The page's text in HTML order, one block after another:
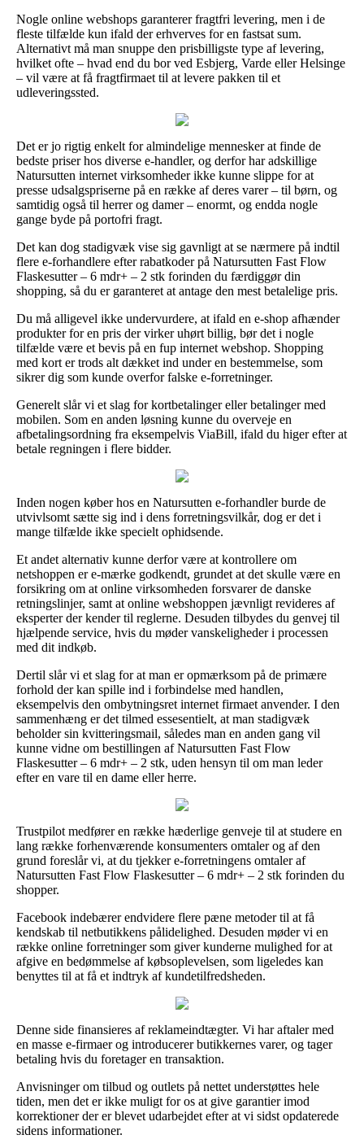
Nogle online webshops garanterer fragtfri levering, men i de
fleste tilfælde kun ifald der erhverves for en fastsat sum.
Alternativt må man snuppe den prisbilligste type af levering,
hvilket ofte – hvad end du bor ved Esbjerg, Varde eller Helsinge
– vil være at få fragtfirmaet til at levere pakken til et
udleveringssted.
Det er jo rigtig enkelt for almindelige mennesker at finde de
bedste priser hos diverse e-handler, og derfor har adskillige
Natursutten internet virksomheder ikke kunne slippe for at
presse udsalgspriserne på en række af deres varer – til børn, og
samtidig også til herrer og damer – enormt, og endda nogle
gange byde på portofri fragt.
Det kan dog stadigvæk vise sig gavnligt at se nærmere på indtil
flere e-forhandlere efter rabatkoder på Natursutten Fast Flow
Flaskesutter – 6 mdr+ – 2 stk forinden du færdiggør din
shopping, så du er garanteret at antage den mest betalelige pris.
Du må alligevel ikke undervurdere, at ifald en e-shop afhænder
produkter for en pris der virker uhørt billig, bør det i nogle
tilfælde være et bevis på en fup internet webshop. Shopping
med kort er trods alt dækket ind under en bestemmelse, som
sikrer dig som kunde overfor falske e-forretninger.
Generelt slår vi et slag for kortbetalinger eller betalinger med
mobilen. Som en anden løsning kunne du overveje en
afbetalingsordning fra eksempelvis ViaBill, ifald du higer efter at
betale regningen i flere bidder.
Inden nogen køber hos en Natursutten e-forhandler burde de
utvivlsomt sætte sig ind i dens forretningsvilkår, dog er det i
mange tilfælde ikke specielt ophidsende.
Et andet alternativ kunne derfor være at kontrollere om
netshoppen er e-mærke godkendt, grundet at det skulle være en
forsikring om at online virksomheden forsvarer de danske
retningslinjer, samt at online webshoppen jævnligt revideres af
eksperter der kender til reglerne. Desuden tilbydes du genvej til
hjælpende service, hvis du møder vanskeligheder i processen
med dit indkøb.
Dertil slår vi et slag for at man er opmærksom på de primære
forhold der kan spille ind i forbindelse med handlen,
eksempelvis den ombytningsret internet firmaet anvender. I den
sammenhæng er det tilmed essesentielt, at man stadigvæk
beholder sin kvitteringsmail, således man en anden gang vil
kunne vidne om bestillingen af Natursutten Fast Flow
Flaskesutter – 6 mdr+ – 2 stk, uden hensyn til om man leder
efter en vare til en dame eller herre.
Trustpilot medfører en række hæderlige genveje til at studere en
lang række forhenværende konsumenters omtaler og af den
grund foreslår vi, at du tjekker e-forretningens omtaler af
Natursutten Fast Flow Flaskesutter – 6 mdr+ – 2 stk forinden du
shopper.
Facebook indebærer endvidere flere pæne metoder til at få
kendskab til netbutikkens pålidelighed. Desuden møder vi en
række online forretninger som giver kunderne mulighed for at
afgive en bedømmelse af købsoplevelsen, som ligeledes kan
benyttes til at få et indtryk af kundetilfredsheden.
Denne side finansieres af reklameindtægter. Vi har aftaler med
en masse e-firmaer og introducerer butikkernes varer, og tager
betaling hvis du foretager en transaktion.
Anvisninger om tilbud og outlets på nettet understøttes hele
tiden, men det er ikke muligt for os at give garantier imod
korrektioner der er blevet udarbejdet efter at vi sidst opdaterede
sidens informationer.